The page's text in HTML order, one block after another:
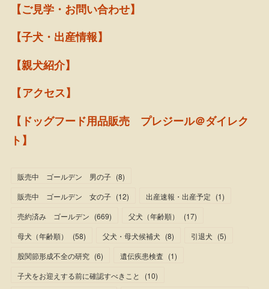
【ご見学・お問い合わせ】
【子犬・出産情報】
【親犬紹介】
【アクセス】
【ドッグフード用品販売 プレジール＠ダイレク
ト】
販売中 ゴールデン 男の子 (8)
販売中 ゴールデン 女の子 (12) 出産速報・出産予定 (1)
売約済み ゴールデン (669) 父犬（年齢順） (17)
母犬（年齢順）
(58) 父犬・母犬候補犬 (8) 引退犬 (5)
股関節形成不全の研究 (6) 遺伝疾患検査 (1)
子犬をお迎えする前に確認すべきこと
(10)